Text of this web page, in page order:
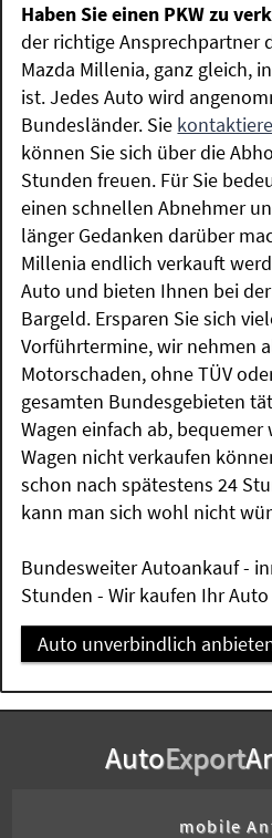
Haben Sie einen PKW zu
der richtige Ansprechpartner
Mazda Millenia, ganz gleich,
ist. Jedes Auto wird
Bundesländer. Sie
können Sie sich über die
Stunden freuen. Für Sie
einen schnellen Abnehmer
länger Gedanken darüber
Millenia endlich verkauft
Auto und bieten Ihnen bei
Bargeld. Ersparen Sie sich
Vorführtermine, wir nehmen
Motorschaden, ohne TÜV
gesamten Bundesgebieten
Wagen einfach ab, bequemer
Wagen nicht verkaufen
schon nach spätestens 24
kann man sich wohl nicht
Bundesweiter Autoankauf -
Stunden - Wir kaufen Ihr
Auto unverbindlich
AutoExport
mobile